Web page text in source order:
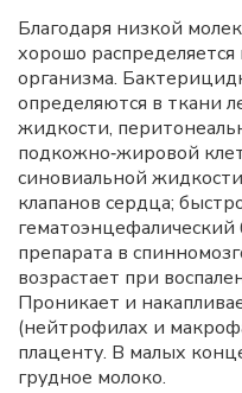
Благодаря низкой
хорошо
организма.
определяются в ткани
жидкости,
подкожно‑жировой
синовиальной
клапанов сердца;
препарата в
возрастает при
Проникает и
(нейтрофилах и
плаценту. В малых
грудное молоко.